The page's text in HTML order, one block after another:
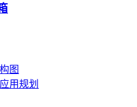
图
用规划